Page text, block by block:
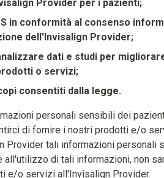
Provider per i pazienti;
in conformità al consenso
dell'Invisalign Provider;
dati e studi per
o servizi;
consentiti dalla legge.
personali sensibili dei
di fornire i nostri prodotti e/o
Provider tali informazioni personali
all'utilizzo di tali informazioni, non
e/o servizi all'Invisalign Provider.